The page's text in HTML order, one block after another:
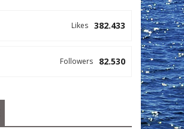
382.433
Likes
82.530
Followers